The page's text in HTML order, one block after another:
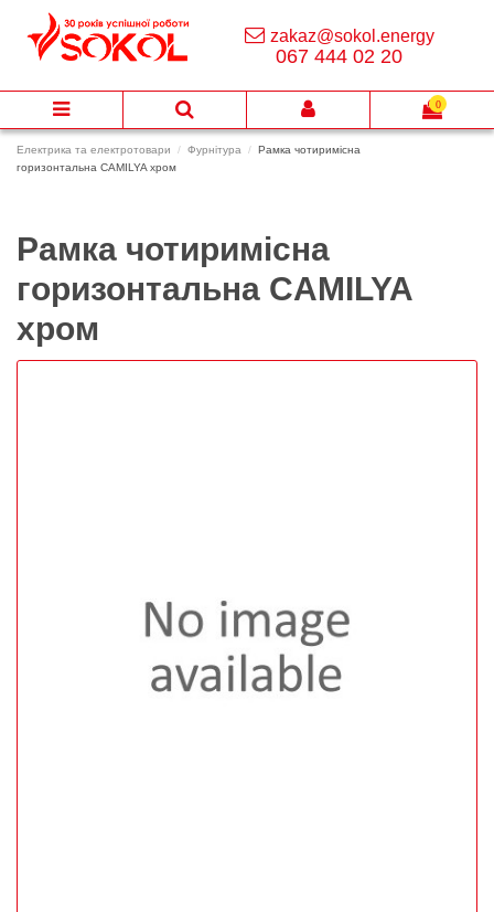
Електрика та електротовари Фурнітура
Рамка чотиримісна
горизонтальна CAMILYA хром
Рамка чотиримісна
горизонтальна CAMILYA
хром
zakaz@sokol.energy
067 444 02 20
0